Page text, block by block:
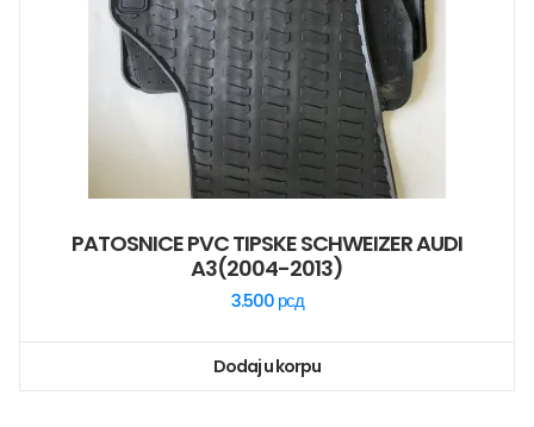
PATOSNICE PVC TIPSKE SCHWEIZER AUDI
A3(2004-2013)
3.500 рсд
Dodaj u korpu